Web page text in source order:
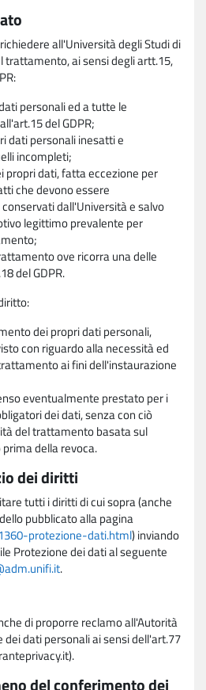
all'Università degli Studi di
trattamento, ai sensi degli artt.15,
personali ed a tutte le
del GDPR;
dati personali inesatti e
incompleti;
propri dati, fatta eccezione per
che devono essere
dall'Università e salvo
legittimo prevalente per
ove ricorra una delle
del GDPR.
dei propri dati personali,
con riguardo alla necessità ed
ai fini dell'instaurazione
eventualmente prestato per i
dei dati, senza con ciò
del trattamento basata sul
della revoca.
dei diritti
tutti i diritti di cui sopra (anche
pubblicato alla pagina
protezione-dati.html) inviando
Protezione dei dati al seguente
.
di proporre reclamo all'Autorità
dati personali ai sensi dell'art.77
del conferimento dei